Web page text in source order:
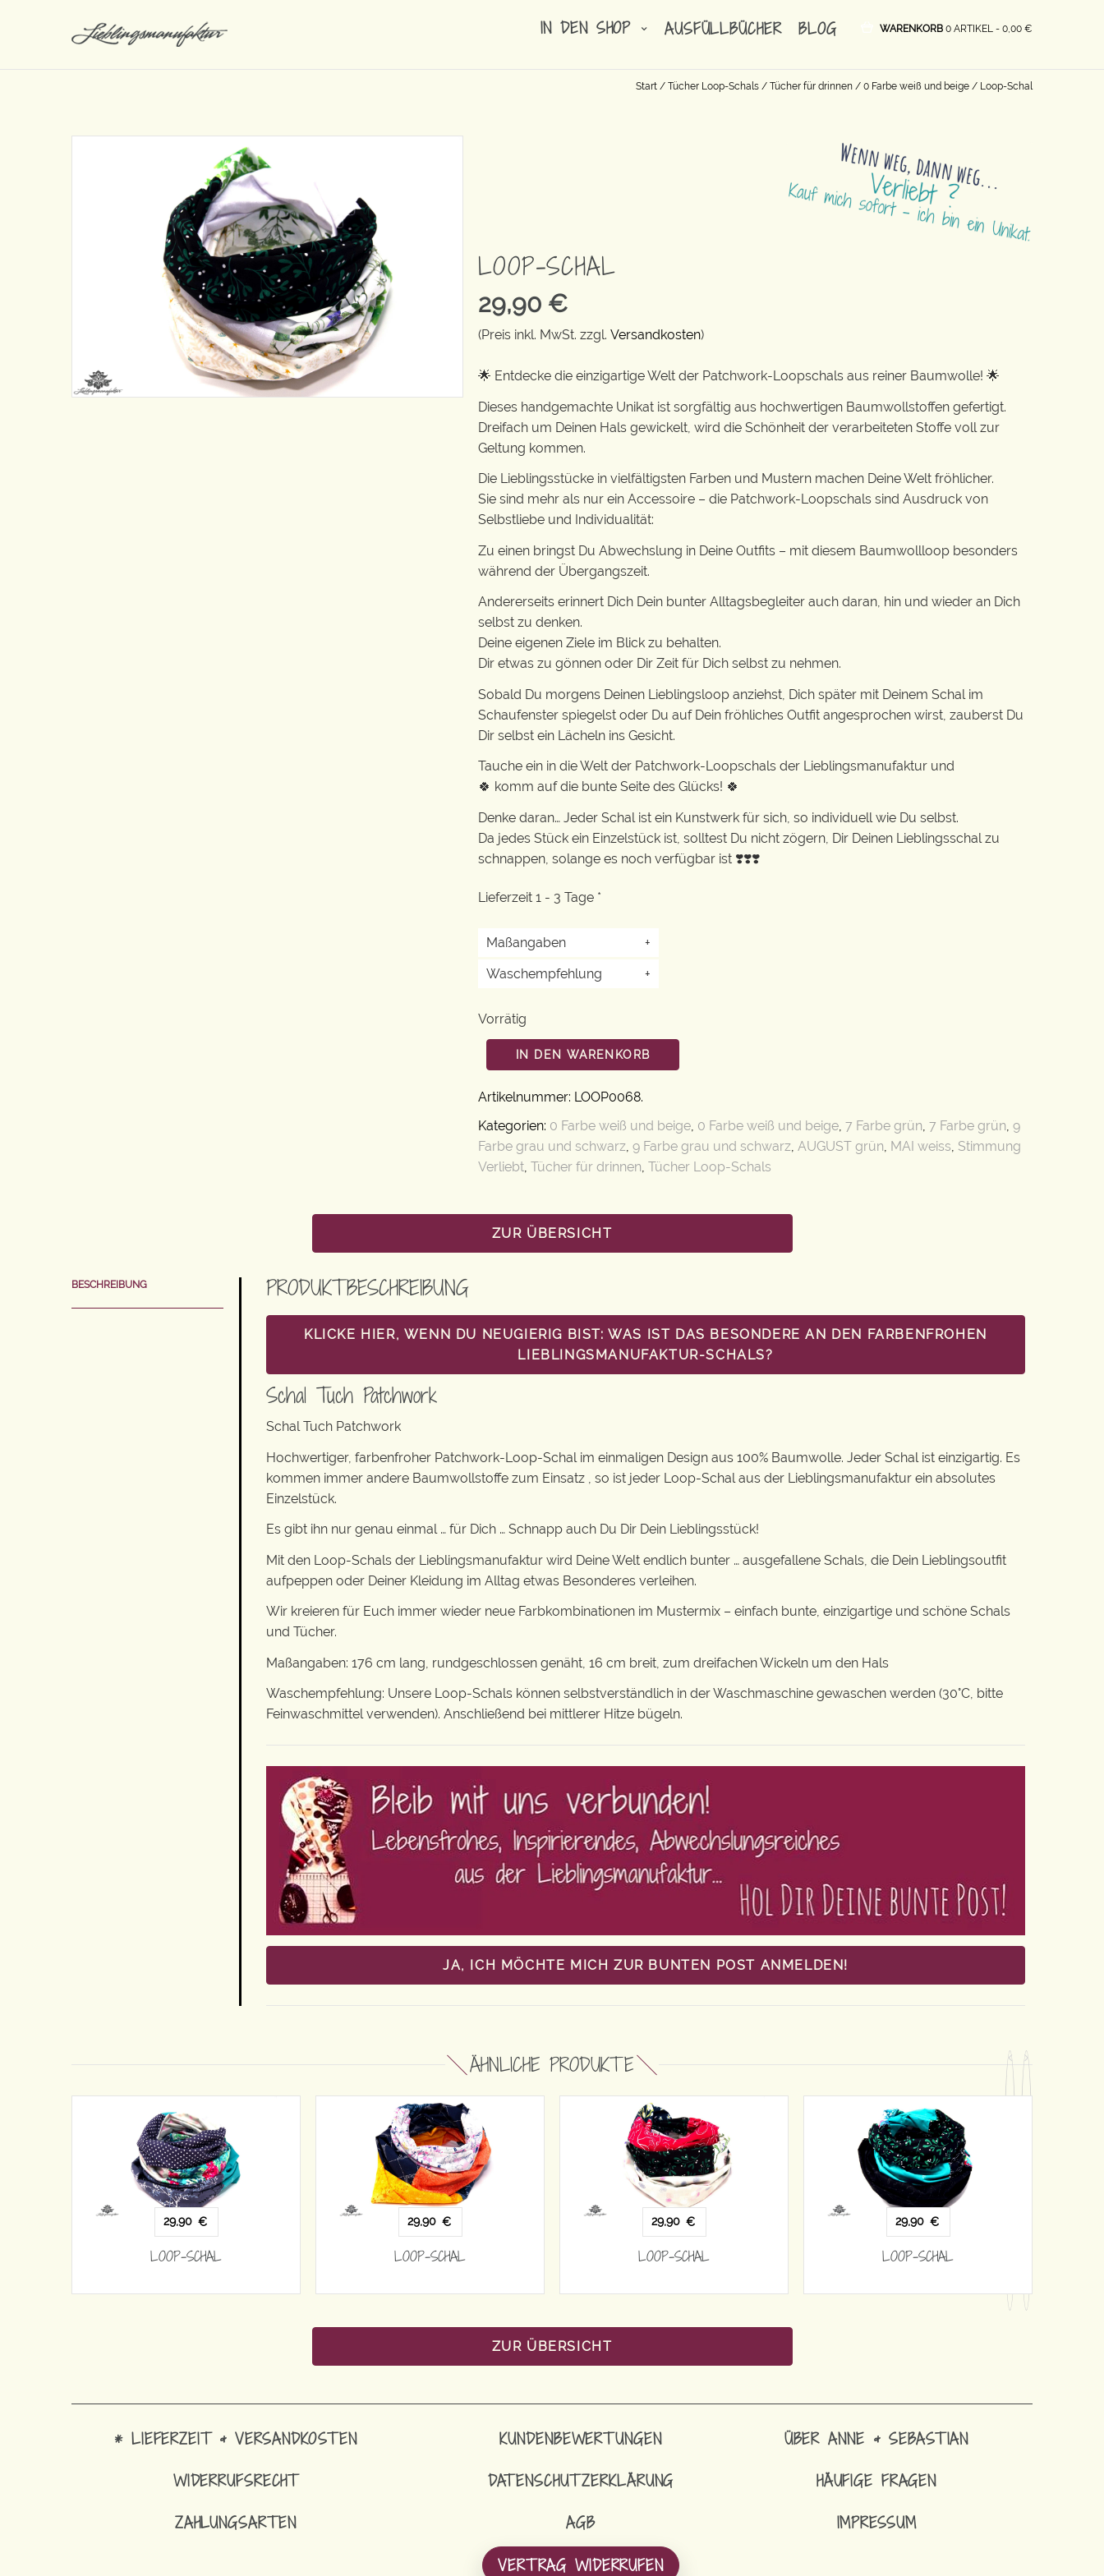
IN DEN SHOP AUSFÜLLBÜCHER BLOG WARENKORB 0 ARTIKEL - 0,00 €
Start / Tücher Loop-Schals / Tücher für drinnen / 0 Farbe weiß und beige / Loop-Schal
LOOP-SCHAL
29,90 €
(Preis inkl. MwSt. zzgl. Versandkosten)
🌟 Entdecke die einzigartige Welt der Patchwork-Loopschals aus reiner Baumwolle! 🌟
Dieses handgemachte Unikat ist sorgfältig aus hochwertigen Baumwollstoffen gefertigt.
Dreifach um Deinen Hals gewickelt, wird die Schönheit der verarbeiteten Stoffe voll zur
Geltung kommen.
Die Lieblingsstücke in vielfältigsten Farben und Mustern machen Deine Welt fröhlicher.
Sie sind mehr als nur ein Accessoire – die Patchwork-Loopschals sind Ausdruck von
Selbstliebe und Individualität:
Zu einen bringst Du Abwechslung in Deine Outfits – mit diesem Baumwollloop besonders
während der Übergangszeit.
Andererseits erinnert Dich Dein bunter Alltagsbegleiter auch daran, hin und wieder an Dich
selbst zu denken.
Deine eigenen Ziele im Blick zu behalten.
Dir etwas zu gönnen oder Dir Zeit für Dich selbst zu nehmen.
Sobald Du morgens Deinen Lieblingsloop anziehst, Dich später mit Deinem Schal im
Schaufenster spiegelst oder Du auf Dein fröhliches Outfit angesprochen wirst, zauberst Du
Dir selbst ein Lächeln ins Gesicht.
Tauche ein in die Welt der Patchwork-Loopschals der Lieblingsmanufaktur und
🍀 komm auf die bunte Seite des Glücks! 🍀
Denke daran… Jeder Schal ist ein Kunstwerk für sich, so individuell wie Du selbst.
Da jedes Stück ein Einzelstück ist, solltest Du nicht zögern, Dir Deinen Lieblingsschal zu
schnappen, solange es noch verfügbar ist ❣️❣️❣️
Lieferzeit 1 - 3 Tage *
Maßangaben
+
Waschempfehlung
+
Vorrätig
IN DEN WARENKORB
Artikelnummer: LOOP0068.
Kategorien: 0 Farbe weiß und beige, 0 Farbe weiß und beige, 7 Farbe grün, 7 Farbe grün, 9
Farbe grau und schwarz, 9 Farbe grau und schwarz, AUGUST grün, MAI weiss, Stimmung
Verliebt, Tücher für drinnen, Tücher Loop-Schals
ZUR ÜBERSICHT
BESCHREIBUNG PRODUKTBESCHREIBUNG
KLICKE HIER, WENN DU NEUGIERIG BIST: WAS IST DAS BESONDERE AN DEN FARBENFROHEN
LIEBLINGSMANUFAKTUR-SCHALS?
Schal Tuch Patchwork
Schal Tuch Patchwork
Hochwertiger, farbenfroher Patchwork-Loop-Schal im einmaligen Design aus 100% Baumwolle. Jeder Schal ist einzigartig. Es
kommen immer andere Baumwollstoffe zum Einsatz , so ist jeder Loop-Schal aus der Lieblingsmanufaktur ein absolutes
Einzelstück.
Es gibt ihn nur genau einmal … für Dich … Schnapp auch Du Dir Dein Lieblingsstück!
Mit den Loop-Schals der Lieblingsmanufaktur wird Deine Welt endlich bunter … ausgefallene Schals, die Dein Lieblingsoutfit
aufpeppen oder Deiner Kleidung im Alltag etwas Besonderes verleihen.
Wir kreieren für Euch immer wieder neue Farbkombinationen im Mustermix – einfach bunte, einzigartige und schöne Schals
und Tücher.
Maßangaben: 176 cm lang, rundgeschlossen genäht, 16 cm breit, zum dreifachen Wickeln um den Hals
Waschempfehlung: Unsere Loop-Schals können selbstverständlich in der Waschmaschine gewaschen werden (30°C, bitte
Feinwaschmittel verwenden). Anschließend bei mittlerer Hitze bügeln.
JA, ICH MÖCHTE MICH ZUR BUNTEN POST ANMELDEN!
ÄHNLICHE PRODUKTE
29,90
LOOP-SCHAL
29,90
LOOP-SCHAL
29,90
LOOP-SCHAL
29,90
ZUR ÜBERSICHT
* LIEFERZEIT & VERSANDKOSTEN
WIDERRUFSRECHT
ZAHLUNGSARTEN
KUNDENBEWERTUNGEN
DATENSCHUTZERKLÄRUNG
AGB
VERTRAG WIDERRUFEN
ÜBER ANNE & SEBASTIAN
HÄUFIGE FRAGEN
IMPRESSUM